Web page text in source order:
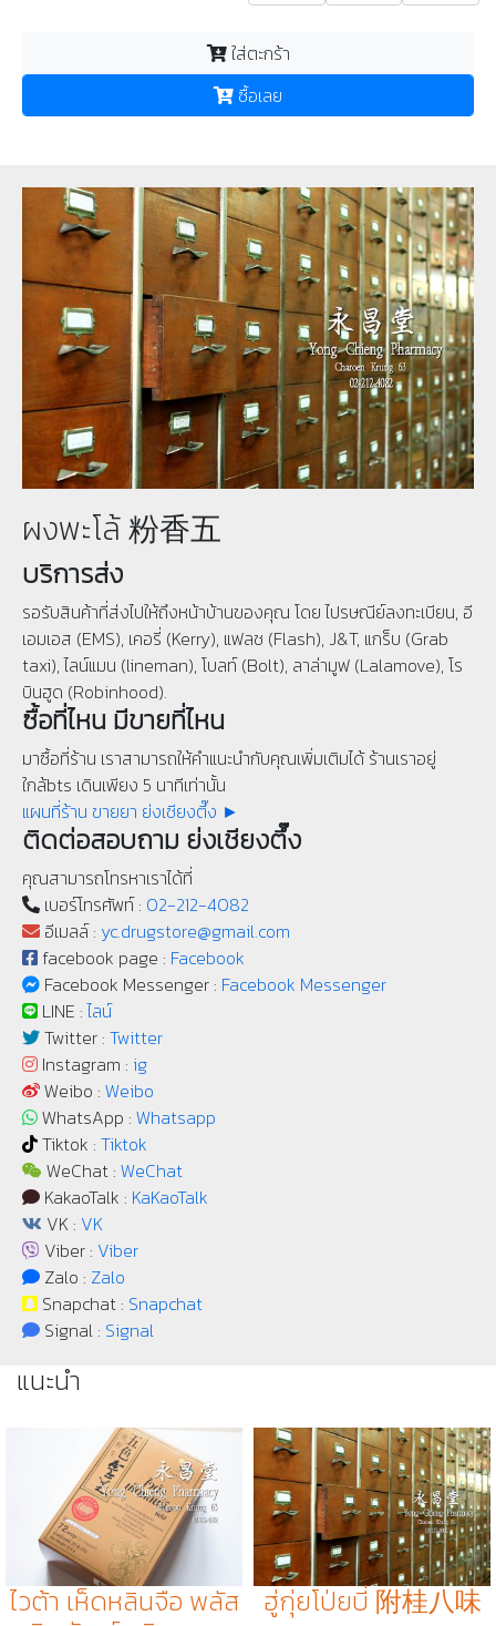
ใส่ตะกร้า
ซื้อเลย
ผงพะโล้ 粉香五
บริการส่ง
รอรับสินค้าที่ส่งไปให้ถึงหน้าบ้านของคุณ โดย ไปรษณีย์ลงทะเบียน, อี
เอมเอส (EMS), เคอรี่ (Kerry), แฟลช (Flash), J&T, แกร็บ (Grab
taxi), ไลน์แมน (lineman), โบลท์ (Bolt), ลาล่ามูฟ (Lalamove), โร
บินฮูด (Robinhood).
ซื้อที่ไหน มีขายที่ไหน
มาซื้อที่ร้าน เราสามารถให้คำแนะนำกับคุณเพิ่มเติมได้ ร้านเราอยู่
ใกล้bts เดินเพียง 5 นาทีเท่านั้น
แผนที่ร้าน ขายยา ย่งเชียงตึ๊ง ►
ติดต่อสอบถาม ย่งเชียงตึ๊ง
คุณสามารถโทรหาเราได้ที่
เบอร์โทรศัพท์ : 02-212-4082
อีเมลล์ : yc.drugstore@gmail.com
facebook page : Facebook
Facebook Messenger : Facebook Messenger
LINE :ไลน์
Twitter : Twitter
Instagram : ig
Weibo : Weibo
WhatsApp : Whatsapp
Tiktok : Tiktok
WeChat : WeChat
KakaoTalk : KaKaoTalk
VK : VK
Viber : Viber
Zalo : Zalo
Snapchat : Snapchat
Signal : Signal
แนะนำ
ไวต้า เห็ดหลินจือ พลัส
ฮู่กุ่ยโป่ยบี่ 附桂八味